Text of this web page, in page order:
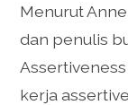
Menurut
dan penulis
kerja